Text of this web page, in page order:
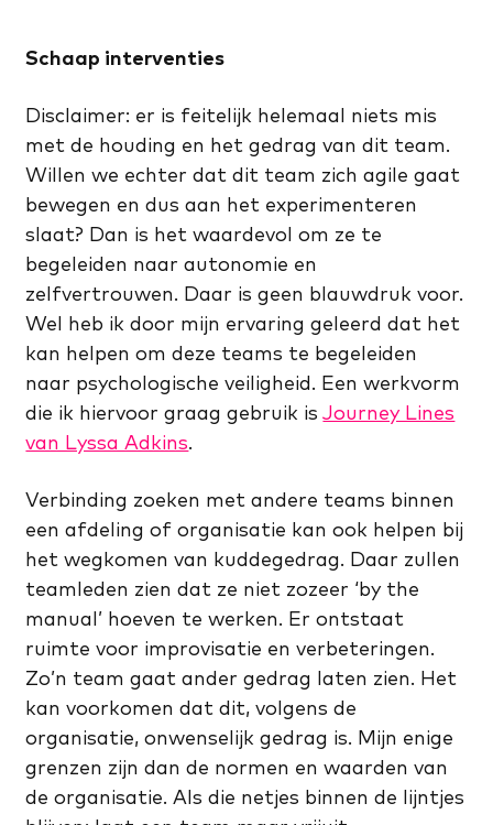
Schaap interventies
Disclaimer: er is feitelijk helemaal niets mis
met de houding en het gedrag van dit team.
Willen we echter dat dit team zich agile gaat
bewegen en dus aan het experimenteren
slaat? Dan is het waardevol om ze te
begeleiden naar autonomie en
zelfvertrouwen. Daar is geen blauwdruk voor.
Wel heb ik door mijn ervaring geleerd dat het
kan helpen om deze teams te begeleiden
naar psychologische veiligheid. Een werkvorm
die ik hiervoor graag gebruik isJourney Lines
van Lyssa Adkins.
Verbinding zoeken met andere teams binnen
een afdeling of organisatie kan ook helpen bij
het wegkomen van kuddegedrag. Daar zullen
teamleden zien dat ze niet zozeer ‘by the
manual’ hoeven te werken. Er ontstaat
ruimte voor improvisatie en verbeteringen.
Zo’n team gaat ander gedrag laten zien. Het
kan voorkomen dat dit, volgens de
organisatie, onwenselijk gedrag is. Mijn enige
grenzen zijn dan de normen en waarden van
de organisatie. Als die netjes binnen de lijntjes